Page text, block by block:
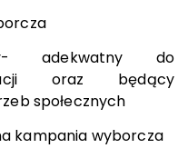
adekwatny do
oraz będący
społecznych
kampania wyborcza